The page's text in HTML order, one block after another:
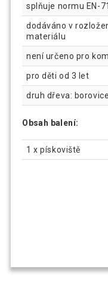
splňuje normu EN-71
dodáváno v
materiálu
není určeno pro
pro děti od 3 let
druh dřeva: borovice
Obsah balení:
1 x pískoviště